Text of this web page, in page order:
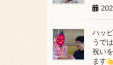
ハッ
うで
祝い
ます